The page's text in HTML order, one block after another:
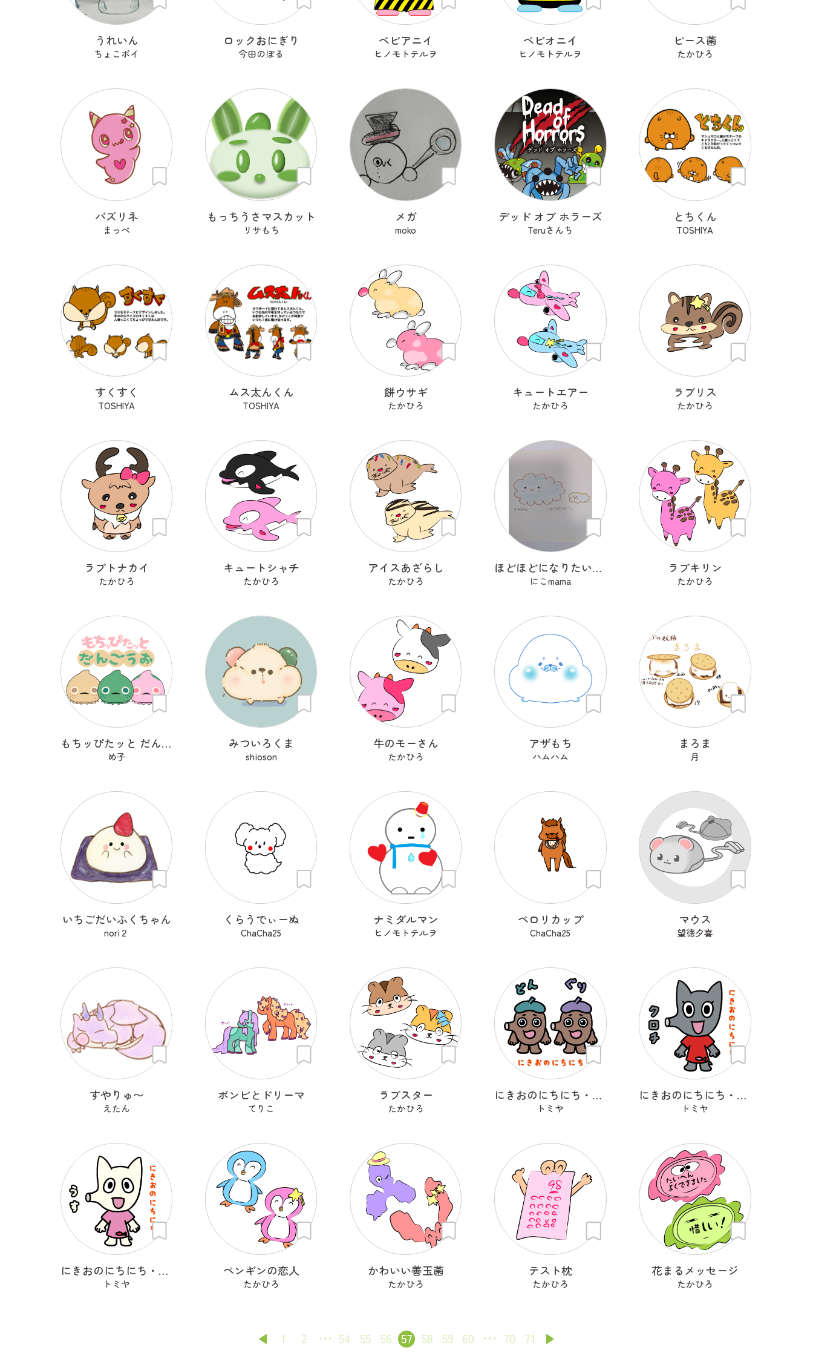
うれいん
ちょこポイ
ロックおにぎり
今田のぼる
ベビアニイ
ヒノモトテルヲ
ベビオニイ
ヒノモトテルヲ
ピース菌
たかひろ
バズリネ
まっぺ
もっちうさマスカット
リサもち
メガ
moko
デッド オブ ホラーズ
Teruさんち
とちくん
TOSHIYA
すくすく
TOSHIYA
ムス太んくん
TOSHIYA
餅ウサギ
たかひろ
キュートエアー
たかひろ
ラブリス
たかひろ
ラブトナカイ
たかひろ
キュートシャチ
たかひろ
アイスあざらし
たかひろ
ほどほどになりたいもくもくちゃん。
にこmama
ラブキリン
たかひろ
もちッぴたッと だんごうお
め子
みついろくま
shioson
牛のモーさん
たかひろ
アザもち
ハムハム
まろま
月
いちごだいふくちゃん
nori２
くらうでぃーぬ
ChaCha25
ナミダルマン
ヒノモトテルヲ
ペロリカップ
ChaCha25
マウス
望徳夕喜
すやりゅ〜
えたん
ポンビとドリーマ
てりこ
ラブスター
たかひろ
にきおのにちにち・どん＆ぐり
トミヤ
にきおのにちにち・クロチ
トミヤ
にきおのにちにち・うす
トミヤ
ペンギンの恋人
たかひろ
かわいい善玉菌
たかひろ
テスト枕
たかひろ
花まるメッセージ
たかひろ
1 2 54 55 56 57 58 59 60 70 71